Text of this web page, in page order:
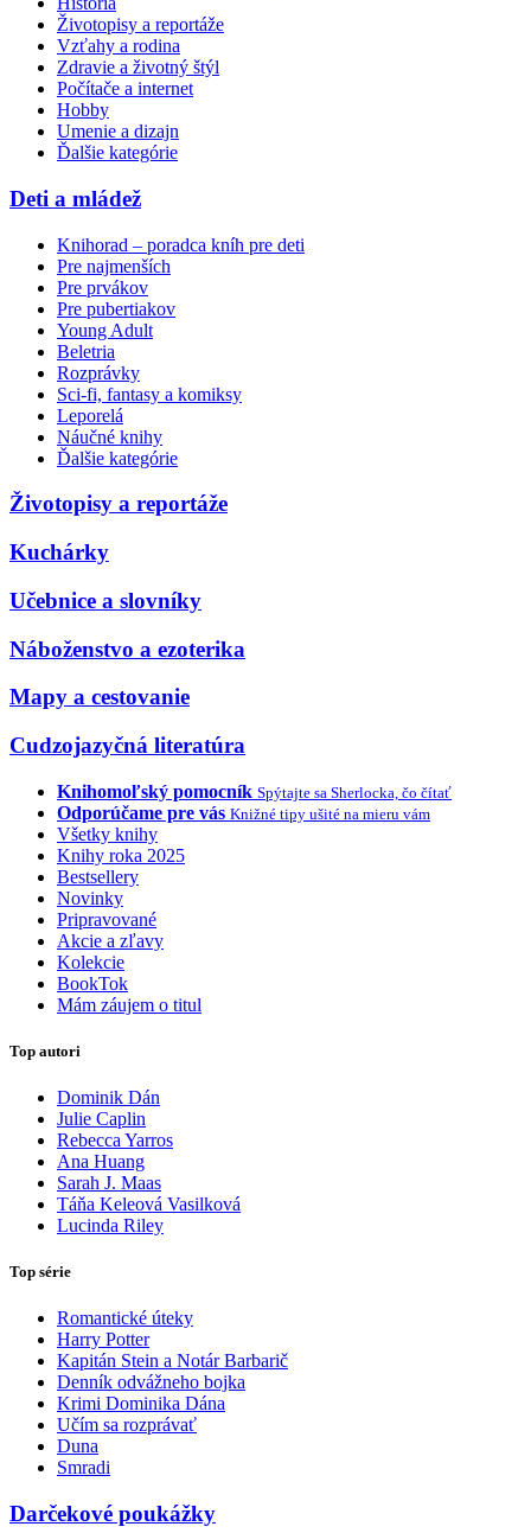
Životopisy a reportáže
Vzťahy a rodina
Zdravie a životný štýl
Počítače a internet
Hobby
Umenie a dizajn
Ďalšie kategórie
Deti a mládež
Knihorad – poradca kníh pre deti
Pre najmenších
Pre prvákov
Pre pubertiakov
Young Adult
Beletria
Rozprávky
Sci-fi, fantasy a komiksy
Leporelá
Náučné knihy
Ďalšie kategórie
Životopisy a reportáže
Kuchárky
Učebnice a slovníky
Náboženstvo a ezoterika
Mapy a cestovanie
Cudzojazyčná literatúra
Knihomoľský pomocník Spýtajte sa Sherlocka, čo čítať
Odporúčame pre vás Knižné tipy ušité na mieru vám
Všetky knihy
Knihy roka 2025
Bestsellery
Novinky
Pripravované
Akcie a zľavy
Kolekcie
BookTok
Mám záujem o titul
Top autori
Dominik Dán
Julie Caplin
Rebecca Yarros
Ana Huang
Sarah J. Maas
Táňa Keleová Vasilková
Lucinda Riley
Top série
Romantické úteky
Harry Potter
Kapitán Stein a Notár Barbarič
Denník odvážneho bojka
Krimi Dominika Dána
Učím sa rozprávať
Duna
Smradi
Darčekové poukážky